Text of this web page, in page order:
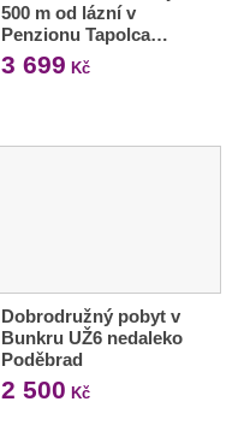
500 m od lázní v
Penzionu Tapolca…
3 699 Kč
Dobrodružný pobyt v
Bunkru UŽ6 nedaleko
Poděbrad
2 500 Kč